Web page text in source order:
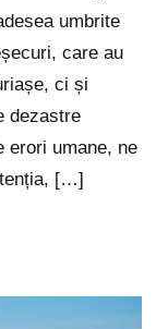
umbrite
care au
ci și
dezastre
erori umane, ne
[…]